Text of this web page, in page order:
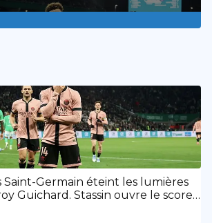
Saint-Germain éteint les lumières
Guichard. Stassin ouvre le score,